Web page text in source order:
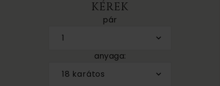
KÉREK
pár
1
anyaga:
18 karátos